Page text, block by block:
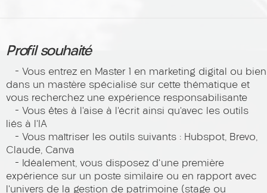
Profil souhaité
- Vous entrez en Master 1 en marketing digital ou bien
dans un mastère spécialisé sur cette thématique et
vous recherchez une expérience responsabilisante
- Vous êtes à l’aise à l’écrit ainsi qu’avec les outils
liés à l’IA
- Vous maîtriser les outils suivants : Hubspot, Brevo,
Claude, Canva
- Idéalement, vous disposez d'une première
expérience sur un poste similaire ou en rapport avec
l’univers de la gestion de patrimoine (stage ou